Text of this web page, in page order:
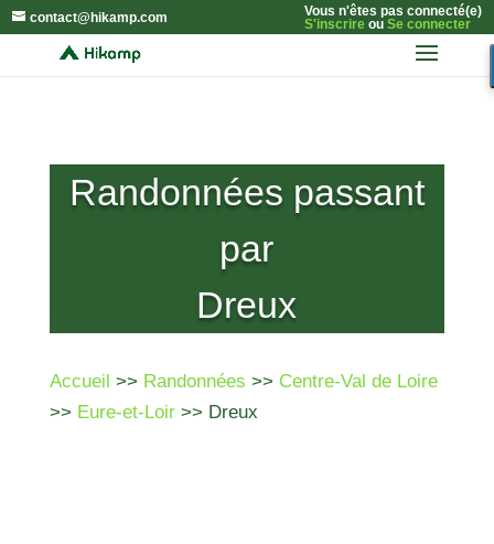
contact@hikamp.com
Vous n'êtes pas connecté(e)
S'inscrireou Se connecter
Randonnées passant
par
Dreux
Accueil >> Randonnées >> Centre-Val de Loire
>> Eure-et-Loir>> Dreux